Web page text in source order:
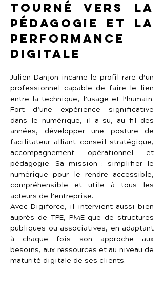
tourné vers la
pédagogie et la
performance
digitale
Julien Danjon incarne le profil rare d’un
professionnel capable de faire le lien
entre la technique, l’usage et l’humain.
Fort d’une expérience significative
dans le numérique, il a su, au fil des
années, développer une posture de
facilitateur alliant conseil stratégique,
accompagnement opérationnel et
pédagogie. Sa mission : simplifier le
numérique pour le rendre accessible,
compréhensible et utile à tous les
acteurs de l’entreprise.
Avec Digiforce, il intervient aussi bien
auprès de TPE, PME que de structures
publiques ou associatives, en adaptant
à chaque fois son approche aux
besoins, aux ressources et au niveau de
maturité digitale de ses clients.